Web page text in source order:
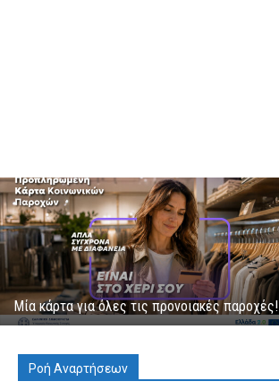
Μία κάρτα για όλες τις προνοιακές παροχές!
Ροή Αναρτήσεων